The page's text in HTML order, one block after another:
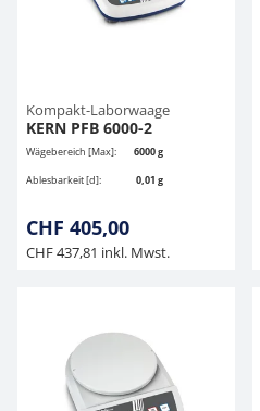
Kompakt-Laborwaage
KERN PFB 6000-2
Wägebereich [Max]:
6000 g
Ablesbarkeit [d]:
0,01 g
CHF 405,00
CHF 437,81 inkl. Mwst.